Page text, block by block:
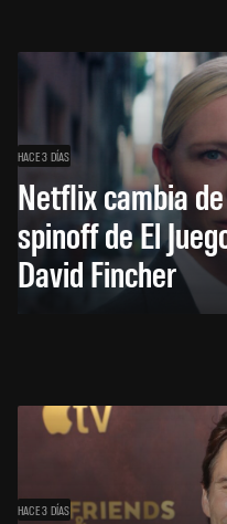
HACE 3 DÍAS
Netflix cambia
spinoff de El
David Fincher
HACE 3 DÍAS